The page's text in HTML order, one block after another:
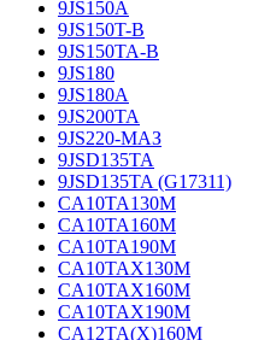
9JS150A
9JS150T-B
9JS150TA-B
9JS180
9JS180A
9JS200TA
9JS220-МАЗ
9JSD135TA
9JSD135TA (G17311)
CA10TA130M
CA10TA160M
CA10TA190M
CA10TAX130M
CA10TAX160M
CA10TAX190M
CA12TA(X)160M